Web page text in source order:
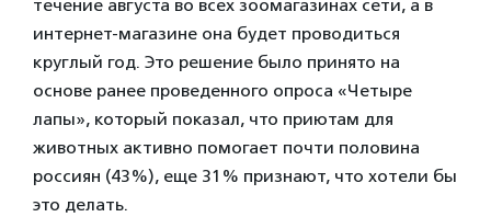
течение августа во всех зоомагазинах сети, а в
интернет-магазине она будет проводиться
круглый год. Это решение было принято на
основе ранее проведенного опроса «Четыре
лапы», который показал, что приютам для
животных активно помогает почти половина
россиян (43%), еще 31% признают, что хотели бы
это делать.